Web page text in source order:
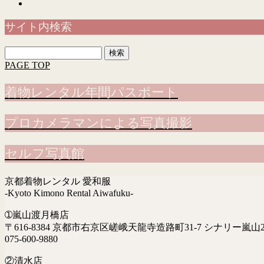
サイト内検索
索:
PAGE TOP
着物レンタル年間パスポート
プロカメラマンによる写真撮影
セルフ写真館
京都着物レンタル 愛和服
-Kyoto Kimono Rental Aiwafuku-
➀嵐山渡月橋店
〒616-8384 京都市右京区嵯峨天龍寺造路町31-7 シナリー嵐山
075-600-9880
②清水店